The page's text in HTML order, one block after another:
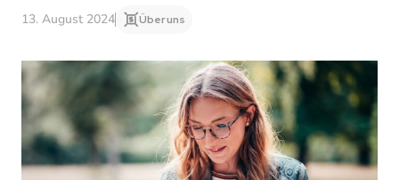
13. August 2024 Über uns